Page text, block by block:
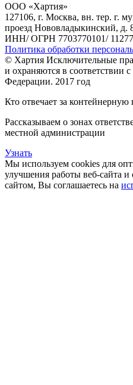
ООО «Хартия»
127106, г. Москва, вн. тер. г.
проезд Нововладыкинский, д.
ИНН/ ОГРН 7703770101/
Политика обработки
© Хартия Исключительные
и охраняются в соответствии
Федерации. 2017 год
Кто отвечает за
Рассказываем о зонах
местной администрации
Узнать
Мы используем cookies для
улучшения работы веб-сайта и
сайтом, Вы соглашаетесь на